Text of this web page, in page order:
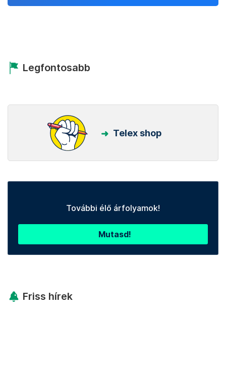
Legfontosabb
Telex shop
További élő árfolyamok!
Mutasd!
Friss hírek